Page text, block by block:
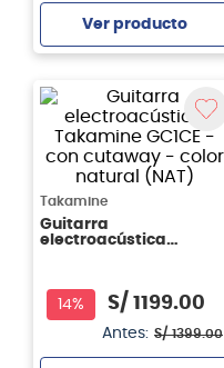
Ver producto
Takamine
Guitarra
electroacústica
natural (NAT)
14%
S/ 1199.00
Antes: S/ 1399.00